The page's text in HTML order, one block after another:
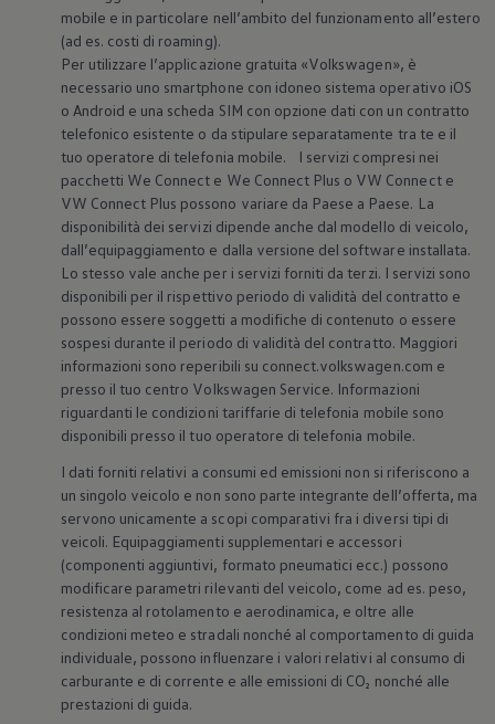
mobile e in particolare nell’ambito del funzionamento all’estero
(ad es. costi di roaming).
Per utilizzare l’applicazione gratuita «Volkswagen», è
necessario uno smartphone con idoneo sistema operativo iOS
o Android e una scheda SIM con opzione dati con un contratto
telefonico esistente o da stipulare separatamente tra te e il
tuo operatore di telefonia mobile. I servizi compresi nei
pacchetti We Connect e We Connect Plus o VW Connect e
VW Connect Plus possono variare da Paese a Paese. La
disponibilità dei servizi dipende anche dal modello di veicolo,
dall’equipaggiamento e dalla versione del software installata.
Lo stesso vale anche per i servizi forniti da terzi. I servizi sono
disponibili per il rispettivo periodo di validità del contratto e
possono essere soggetti a modifiche di contenuto o essere
sospesi durante il periodo di validità del contratto. Maggiori
informazioni sono reperibili su connect.volkswagen.com e
presso il tuo centro Volkswagen Service. Informazioni
riguardanti le condizioni tariffarie di telefonia mobile sono
disponibili presso il tuo operatore di telefonia mobile.
I dati forniti relativi a consumi ed emissioni non si riferiscono a
un singolo veicolo e non sono parte integrante dell’offerta, ma
servono unicamente a scopi comparativi fra i diversi tipi di
veicoli. Equipaggiamenti supplementari e accessori
(componenti aggiuntivi, formato pneumatici ecc.) possono
modificare parametri rilevanti del veicolo, come ad es. peso,
resistenza al rotolamento e aerodinamica, e oltre alle
condizioni meteo e stradali nonché al comportamento di guida
individuale, possono influenzare i valori relativi al consumo di
carburante e di corrente e alle emissioni di CO₂ nonché alle
prestazioni di guida.